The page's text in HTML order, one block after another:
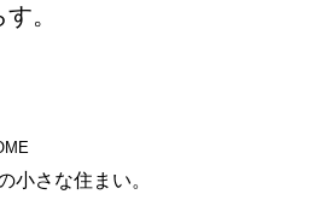
。
小さな住まい。